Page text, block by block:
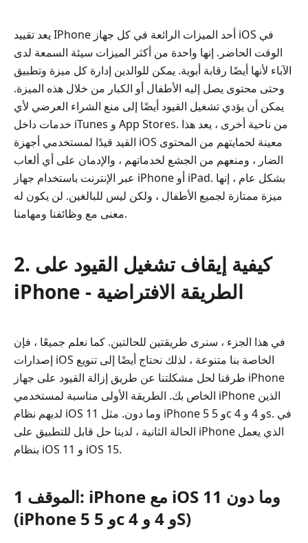
يعد تقييد IPhone أحد الميزات الرائعة في كل جهاز iOS في
الوقت الحاضر. إنها واحدة من أكثر الميزات سيئة السمعة لدى
الآباء لأنها أيضًا رقابة أبوية. يمكن للوالدين إدارة كل ميزة وتطبيق
وحتى محتوى يصل إليه الأطفال أو الكبار من خلال هذه الميزة.
يمكن أن يؤدي تشغيل القيود أيضًا إلى منع الشراء العرضي لأي
خدمات داخل iTunes و App Stores. من ناحية أخرى ، يعد هذا
القيد قيدًا لمستخدمي أجهزة iOS معينة لحمايتهم من المحتوى
الضار ، ومنعهم من الجشع لخدماتهم ، والإدمان على أي ألعاب
عبر الإنترنت باستخدام جهاز iPhone أو iPad. بشكل عام ، إنها
ميزة ممتازة لجميع الأطفال ، ولكن ليس للبالغين. لن يكون له
معنى مع وظائفنا ومهامنا.
2. كيفية إيقاف تشغيل القيود على
iPhone - الطريقة الافتراضية
في هذا الجزء ، سنرى طريقتين للحالتين. كما نعلم جميعًا ، فإن
إصدارات iOS الخاصة بنا متنوعة ، لذلك نحتاج أيضًا إلى تنويع
طرقنا لحل مشكلتنا عن طريق إزالة القيود على جهاز iPhone
الخاص بك. الطريقة الأولى مناسبة لمستخدمي iPhone الذين
لديهم نظام iOS 11 وما دون. مثل iPhone 5 و 5c و 4 و 4s. في
الحالة الثانية ، لدينا حل قابل للتطبيق على iPhone الذي يعمل
بنظام iOS 11 و iOS 15.
الموقف 1: iPhone مع iOS 11 وما دون
(iPhone 5 و 5c و 4 و 4S)